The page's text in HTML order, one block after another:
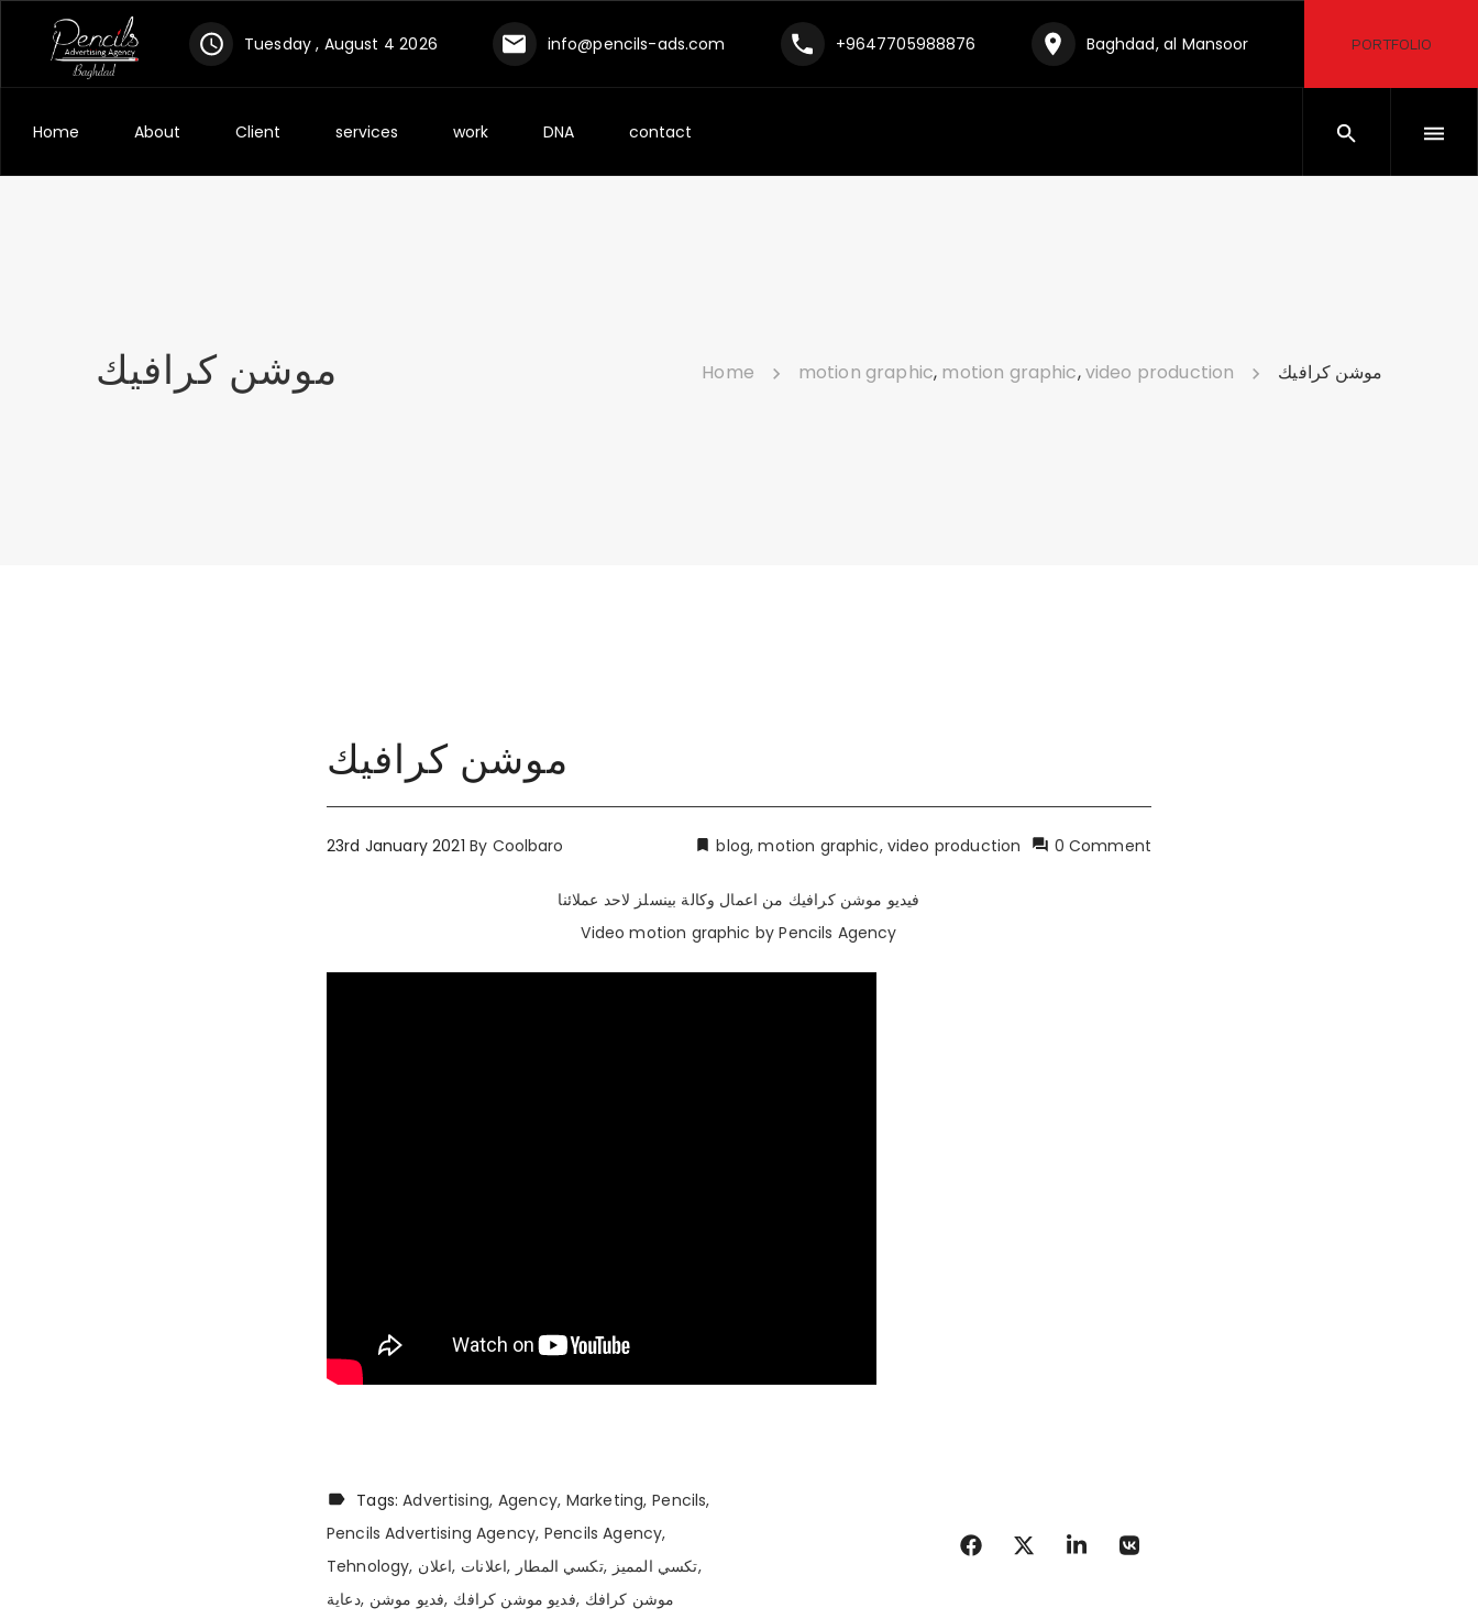
Tuesday , August 4 2026 info@pencils-ads.com +9647705988876 Baghdad, al Mansoor PORTFOLIO
Home About Client services work DNA contact
موشن كرافيك Home motion graphic, motion graphic,video production موشن كرافيك
موشن كرافيك
23rd January 2021 By Coolbaro blog,motion graphic, video production 0 Comment
فيديو موشن كرافيك من اعمال وكالة بينسلز لاحد عملائنا
Video motion graphic by Pencils Agency
Tags:Advertising Agency Marketing Pencils
Pencils Advertising Agency Pencils Agency
Tehnology اعلان اعلانات تكسي المطار تكسي المميز
دعاية فديو موشن فديو موشن كرافك موشن كرافك